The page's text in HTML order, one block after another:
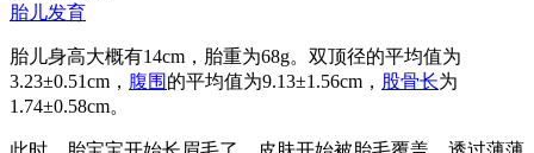
胎儿发育
胎儿身高大概有14cm，胎重为68g。双顶径的平均值为
3.23±0.51cm， 腹围 的平均值为9.13±1.56cm， 股骨长为
1.74±0.58cm。